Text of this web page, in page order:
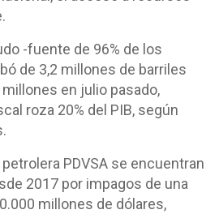
-fuente de 96% de los
de 3,2 millones de barriles
en julio pasado,
roza 20% del PIB, según
PDVSA se encuentran
2017 por impagos de una
millones de dólares,